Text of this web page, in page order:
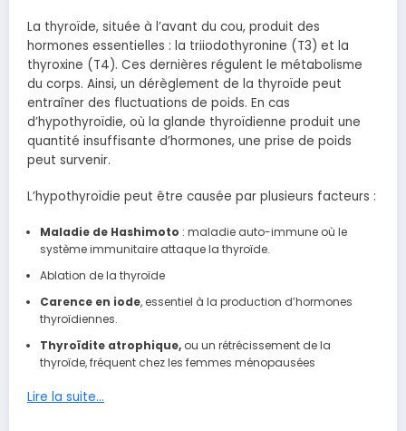
La thyroïde, située à l’avant du cou, produit des
hormones essentielles : la triiodothyronine (T3) et la
thyroxine (T4). Ces dernières régulent le métabolisme
du corps. Ainsi, un dérèglement de la thyroïde peut
entraîner des fluctuations de poids. En cas
d’hypothyroïdie, où la glande thyroïdienne produit une
quantité insuffisante d’hormones, une prise de poids
peut survenir.
L’hypothyroïdie peut être causée par plusieurs facteurs :
Maladie de Hashimoto : maladie auto-immune où le
système immunitaire attaque la thyroïde.
Ablation de la thyroïde
Carence en iode, essentiel à la production d’hormones
thyroïdiennes.
Thyroïdite atrophique, ou un rétrécissement de la
thyroïde, fréquent chez les femmes ménopausées
Lire la suite…